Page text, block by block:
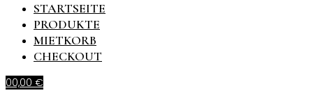
STARTSEITE
PRODUKTE
MIETKORB
CHECKOUT
00,00 €